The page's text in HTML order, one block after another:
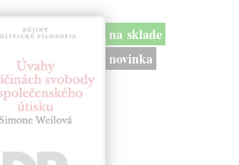
na sklade
novinka